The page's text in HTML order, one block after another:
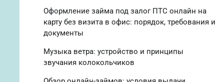
Оформление займа под залог ПТС онлайн на
карту без визита в офис: порядок, требования и
документы
Музыка ветра: устройство и принципы
звучания колокольчиков